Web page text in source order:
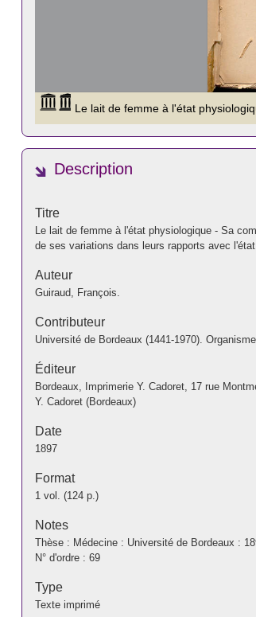
Description
Titre
Le lait de femme à l'état physiologique - Sa
de ses variations dans leurs rapports avec
Auteur
Guiraud, François.
Contributeur
Université de Bordeaux (1441-1970).
Éditeur
Bordeaux, Imprimerie Y. Cadoret, 17 rue
Y. Cadoret (Bordeaux)
Date
1897
Format
1 vol. (124 p.)
Notes
Thèse : Médecine : Université de Bordeaux :
N° d'ordre : 69
Type
Texte imprimé